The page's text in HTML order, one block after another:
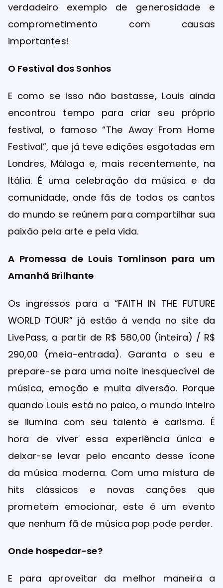
verdadeiro exemplo de generosidade e
comprometimento com causas
importantes!
O Festival dos Sonhos
E como se isso não bastasse, Louis ainda
encontrou tempo para criar seu próprio
festival, o famoso “The Away From Home
Festival”, que já teve edições esgotadas em
Londres, Málaga e, mais recentemente, na
Itália. É uma celebração da música e da
comunidade, onde fãs de todos os cantos
do mundo se reúnem para compartilhar sua
paixão pela arte e pela vida.
A Promessa de Louis Tomlinson para um
Amanhã Brilhante
Os ingressos para a “FAITH IN THE FUTURE
WORLD TOUR” já estão à venda no site da
LivePass, a partir de R$ 580,00 (inteira) / R$
290,00 (meia-entrada). Garanta o seu e
prepare-se para uma noite inesquecível de
música, emoção e muita diversão. Porque
quando Louis está no palco, o mundo inteiro
se ilumina com seu talento e carisma. É
hora de viver essa experiência única e
deixar-se levar pelo encanto desse ícone
da música moderna. Com uma mistura de
hits clássicos e novas canções que
prometem emocionar, este é um evento
que nenhum fã de música pop pode perder.
Onde hospedar-se?
E para aproveitar da melhor maneira a